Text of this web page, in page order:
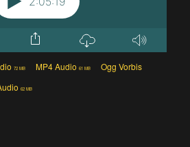
72 MB MP4 Audio 61 MB
Ogg Vorbis
62 MB